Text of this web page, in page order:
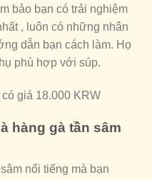
bảo bạn có trải nghiệm
, luôn có những nhân
dẫn bạn cách làm. Họ
phù hợp với súp.
giá 18.000 KRW
hàng gà tần sâm
nổi tiếng mà bạn